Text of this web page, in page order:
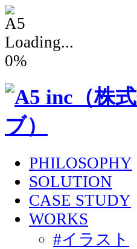
Loading...
0%
PHILOSOPHY
SOLUTION
CASE STUDY
WORKS
#イラスト